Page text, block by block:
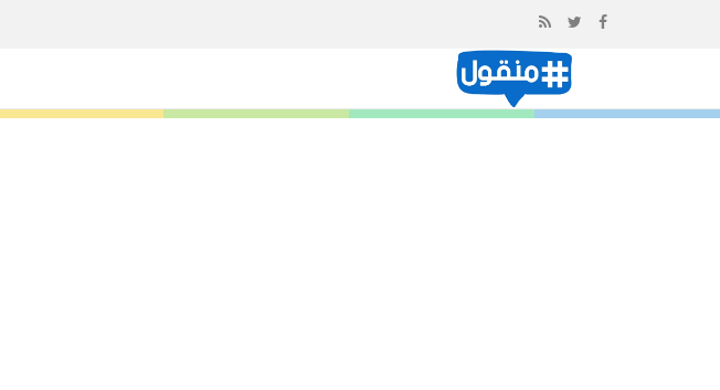
المحتوى